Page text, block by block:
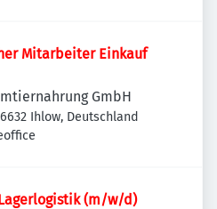
Mitarbeiter Einkauf
GmbH
Ihlow, Deutschland
(m/w/d)